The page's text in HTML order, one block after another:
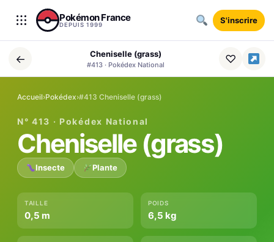
Aller au contenu
Pokémon France
DEPUIS 1999 S'inscrire
← Cheniselle (grass)
#413 · Pokédex National ♡
Accueil›Pokédex›#413 Cheniselle (grass)
N° 413 · Pokédex National
Cheniselle (grass)
Insecte Plante
TAILLE
0,5 m
POIDS
6,5 kg